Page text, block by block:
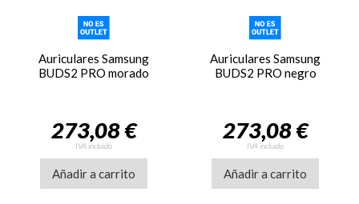
Auriculares Samsung
BUDS2 PRO morado
273,08 €
IVA incluido
Añadir a carrito
Auriculares Samsung
BUDS2 PRO negro
273,08 €
IVA incluido
Añadir a carrito